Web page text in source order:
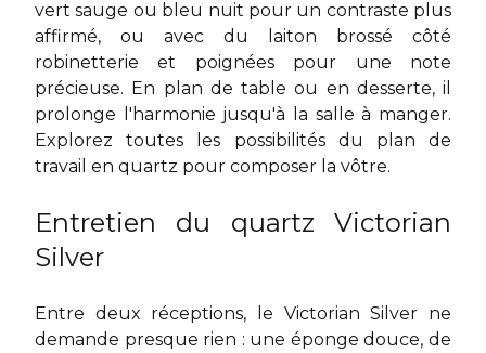
vert sauge ou bleu nuit pour un contraste plus
affirmé, ou avec du laiton brossé côté
robinetterie et poignées pour une note
précieuse. En plan de table ou en desserte, il
prolonge l'harmonie jusqu'à la salle à manger.
Explorez toutes les possibilités du plan de
travail en quartz pour composer la vôtre.
Entretien du quartz Victorian
Silver
Entre deux réceptions, le Victorian Silver ne
demande presque rien : une éponge douce, de